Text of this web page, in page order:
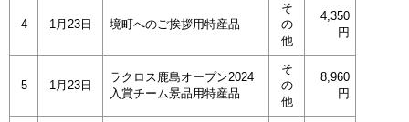
4 1月23日 境町へのご挨拶用特産品
そ
の
他
4,350
円
5 1月23日
ラクロス鹿島オープン2024
入賞チーム景品用特産品
そ
の
他
8,960
円